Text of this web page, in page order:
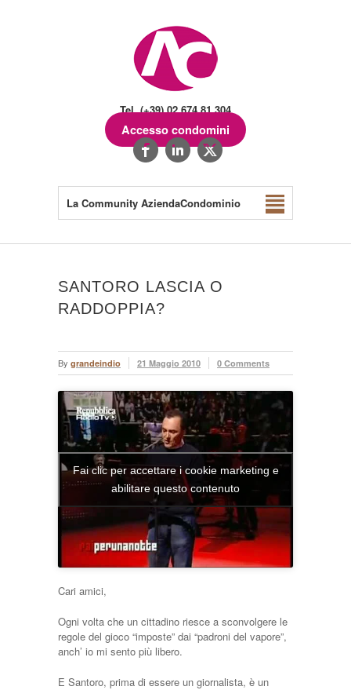
Tel. (+39) 02.674.81.304
Accesso condomini
La Community AziendaCondominio
SANTORO LASCIA O
RADDOPPIA?
By grandeindio 21 Maggio 2010 0 Comments
Fai clic per accettare i cookie marketing e
abilitare questo contenuto
Cari amici,
Ogni volta che un cittadino riesce a sconvolgere le
regole del gioco “imposte” dai “padroni del vapore”,
anch’ io mi sento più libero.
E Santoro, prima di essere un giornalista, è un